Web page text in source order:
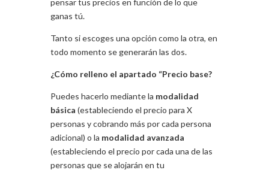
pensar tus precios en función de lo que
ganas tú.
Tanto si escoges una opción como la otra, en
todo momento se generarán las dos.
¿Cómo relleno el apartado “Precio base?
Puedes hacerlo mediante la modalidad
básica (estableciendo el precio para X
personas y cobrando más por cada persona
adicional) o la modalidad avanzada
(estableciendo el precio por cada una de las
personas que se alojarán en tu